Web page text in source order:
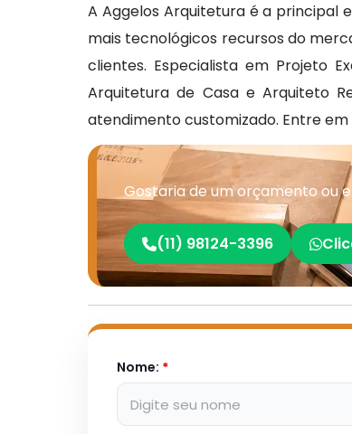
A Aggelos Arquitetura é a principal
mais tecnológicos recursos do
clientes. Especialista em Projeto
Arquitetura de Casa e Arquiteto
atendimento customizado. Entre
Gostaria de um orçamento ou
(11) 98124-3396
Nome: *